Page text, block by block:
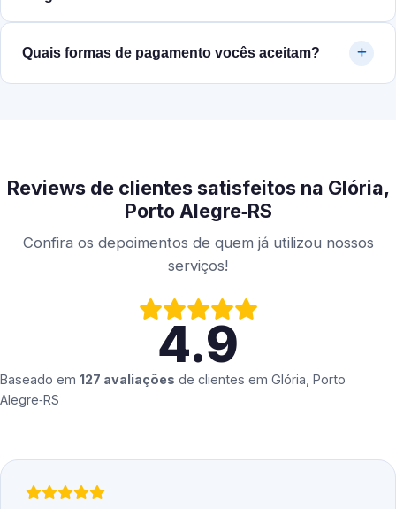
Quais formas de pagamento vocês aceitam?
Reviews de clientes satisfeitos na Glória,
Porto Alegre‑RS
Confira os depoimentos de quem já utilizou nossos
serviços!
4.9
Baseado em 127 avaliações de clientes em Glória, Porto
Alegre‑RS